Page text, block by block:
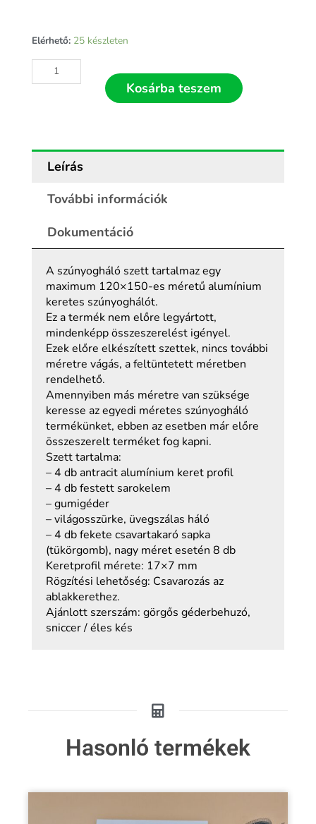
Elérhető: 25 készleten
Antracit
keretes
Kosárba teszem
Leírás
További információk
Dokumentáció
A szúnyogháló szett tartalmaz egy
maximum 120×150-es méretű alumínium
keretes szúnyoghálót.
Ez a termék nem előre legyártott,
mindenképp összeszerelést igényel.
Ezek előre elkészített szettek, nincs további
méretre vágás, a feltüntetett méretben
rendelhető.
Amennyiben más méretre van szüksége
keresse az egyedi méretes szúnyogháló
termékünket, ebben az esetben már előre
összeszerelt terméket fog kapni.
Szett tartalma:
– 4 db antracit alumínium keret profil
– 4 db festett sarokelem
– gumigéder
– világosszürke, üvegszálas háló
– 4 db fekete csavartakaró sapka
(tükörgomb), nagy méret esetén 8 db
Keretprofil mérete: 17×7 mm
Rögzítési lehetőség: Csavarozás az
ablakkerethez.
Ajánlott szerszám: görgős géderbehuzó,
sniccer / éles kés
Hasonló termékek